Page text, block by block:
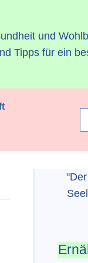
und
Tipps für ein